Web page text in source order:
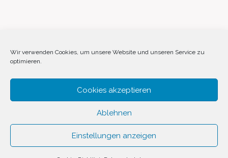
Wir verwenden Cookies, um unsere Website und unseren Service zu
optimieren.
Cookies akzeptieren
Ablehnen
Einstellungen anzeigen
Impressum Datenschutz
Disclaimer
© 2026 Invest Inside by